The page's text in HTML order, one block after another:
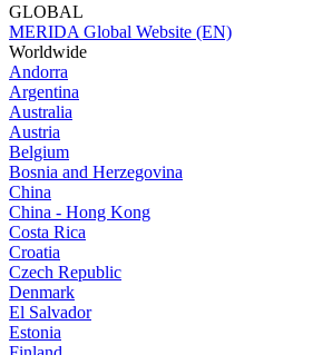
GLOBAL
MERIDA Global Website (EN)
Worldwide
Andorra
Argentina
Australia
Austria
Belgium
Bosnia and Herzegovina
China
China - Hong Kong
Costa Rica
Croatia
Czech Republic
Denmark
El Salvador
Estonia